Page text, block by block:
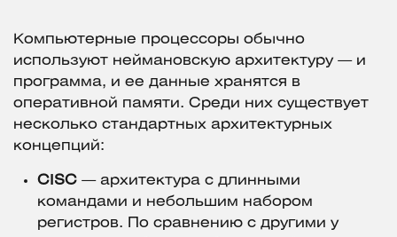
Компьютерные процессоры обычно
используют неймановскую архитектуру — и
программа, и ее данные хранятся в
оперативной памяти. Среди них существует
несколько стандартных архитектурных
концепций:
CISC — архитектура с длинными
командами и небольшим набором
регистров. По сравнению с другими у